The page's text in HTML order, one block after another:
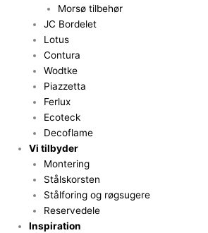
Morsø tilbehør
JC Bordelet
Lotus
Contura
Wodtke
Piazzetta
Ferlux
Ecoteck
Decoflame
Vi tilbyder
Montering
Stålskorsten
Stålforing og røgsugere
Reservedele
Inspiration